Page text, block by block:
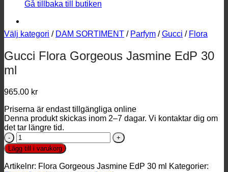
Gå tillbaka till butiken
Välj kategori / DAM SORTIMENT / Parfym / Gucci / Flora
Gucci Flora Gorgeous Jasmine EdP 30
ml
965.00 kr
Priserna är endast tillgängliga online
Denna produkt skickas inom 2–7 dagar. Vi kontaktar dig om
det tar längre tid.
Gucci
Flora
Gorgeous
Jasmine
Lägg till i varukorg
Artikelnr: Flora Gorgeous Jasmine EdP 30 ml Kategorier: